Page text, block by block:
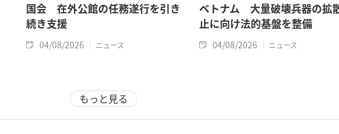
国会 在外公館の任務遂行を引き
続き支援
04/08/2026 ニュース
ベトナム 大量破壊兵器の拡
止に向け法的基盤を整備
04/08/2026 ニュース
もっと見る